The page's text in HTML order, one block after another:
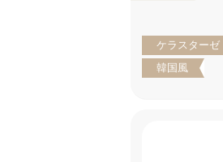
ケラスターゼ
韓国風